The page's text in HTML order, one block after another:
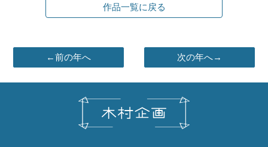
作品一覧に戻る
←前の年へ 次の年へ→